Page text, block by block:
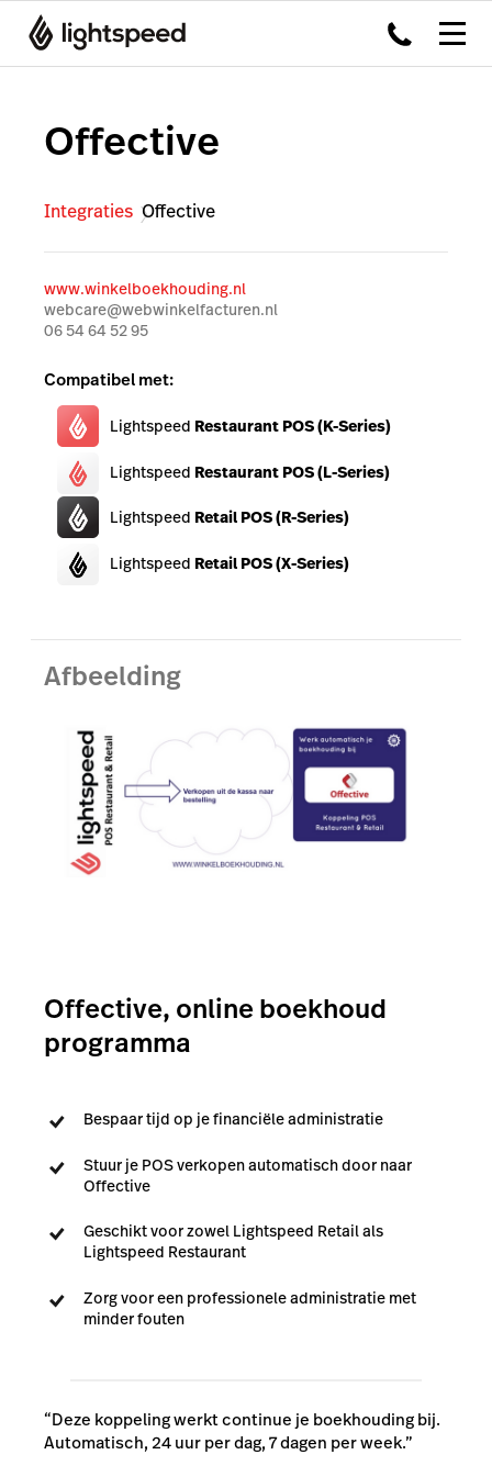
Offective
Integraties Offective
www.winkelboekhouding.nl
webcare@webwinkelfacturen.nl
06 54 64 52 95
Compatibel met:
Lightspeed Restaurant POS (K-Series)
Lightspeed Restaurant POS (L-Series)
Lightspeed Retail POS (R-Series)
Lightspeed Retail POS (X-Series)
Afbeelding
Offective, online boekhoud
programma
Bespaar tijd op je financiële administratie
Stuur je POS verkopen automatisch door naar
Offective
Geschikt voor zowel Lightspeed Retail als
Lightspeed Restaurant
Zorg voor een professionele administratie met
minder fouten
“Deze koppeling werkt continue je boekhouding bij.
Automatisch, 24 uur per dag, 7 dagen per week.”